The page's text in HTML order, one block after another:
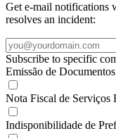
Get e-mail notifications
resolves an incident:
Subscribe to specific
Emissão de
Nota Fiscal de Serviços
Indisponibilidade de